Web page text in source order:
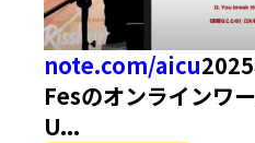
note.com/aicu
Fesのオンラインワ
U...